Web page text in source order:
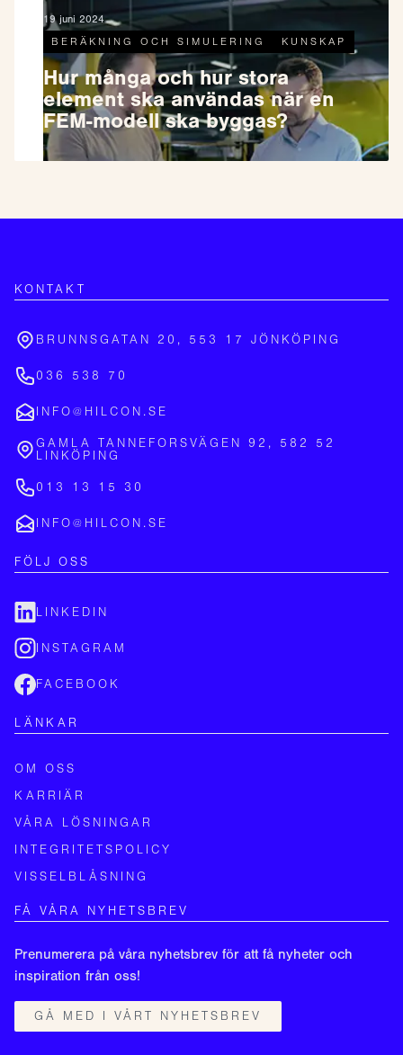
19 juni 2024
BERÄKNING OCH SIMULERING KUNSKAP
Hur många och hur stora
element ska användas när en
FEM-modell ska byggas?
KONTAKT
BRUNNSGATAN 20, 553 17 JÖNKÖPING
036 538 70
INFO@HILCON.SE
GAMLA TANNEFORSVÄGEN 92, 582 52
LINKÖPING
013 13 15 30
INFO@HILCON.SE
FÖLJ OSS
LINKEDIN
INSTAGRAM
FACEBOOK
LÄNKAR
OM OSS
KARRIÄR
VÅRA LÖSNINGAR
INTEGRITETSPOLICY
VISSELBLÅSNING
FÅ VÅRA NYHETSBREV
Prenumerera på våra nyhetsbrev för att få nyheter och
inspiration från oss!
GÅ MED I VÅRT NYHETSBREV